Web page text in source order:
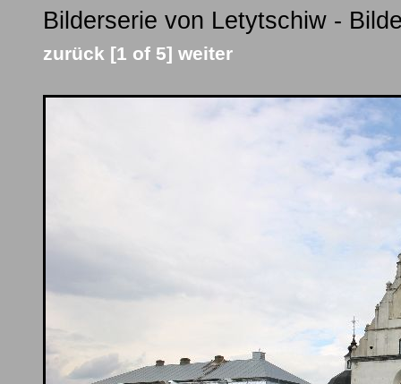
Bilderserie von Letytschiw -
zurück [1 of 5] weiter